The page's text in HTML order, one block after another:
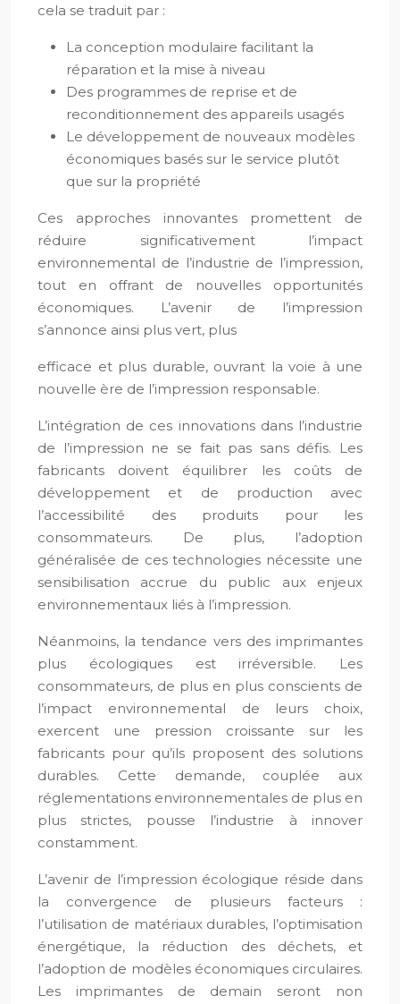
cela se traduit par :
La conception modulaire facilitant la
réparation et la mise à niveau
Des programmes de reprise et de
reconditionnement des appareils usagés
Le développement de nouveaux modèles
économiques basés sur le service plutôt
que sur la propriété
Ces approches innovantes promettent de
réduire significativement l’impact
environnemental de l’industrie de l’impression,
tout en offrant de nouvelles opportunités
économiques. L’avenir de l’impression
s’annonce ainsi plus vert, plus
efficace et plus durable, ouvrant la voie à une
nouvelle ère de l’impression responsable.
L’intégration de ces innovations dans l’industrie
de l’impression ne se fait pas sans défis. Les
fabricants doivent équilibrer les coûts de
développement et de production avec
l’accessibilité des produits pour les
consommateurs. De plus, l’adoption
généralisée de ces technologies nécessite une
sensibilisation accrue du public aux enjeux
environnementaux liés à l’impression.
Néanmoins, la tendance vers des imprimantes
plus écologiques est irréversible. Les
consommateurs, de plus en plus conscients de
l’impact environnemental de leurs choix,
exercent une pression croissante sur les
fabricants pour qu’ils proposent des solutions
durables. Cette demande, couplée aux
réglementations environnementales de plus en
plus strictes, pousse l’industrie à innover
constamment.
L’avenir de l’impression écologique réside dans
la convergence de plusieurs facteurs :
l’utilisation de matériaux durables, l’optimisation
énergétique, la réduction des déchets, et
l’adoption de modèles économiques circulaires.
Les imprimantes de demain seront non